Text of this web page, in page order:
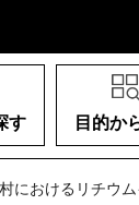
す 目的か
におけるリチウ